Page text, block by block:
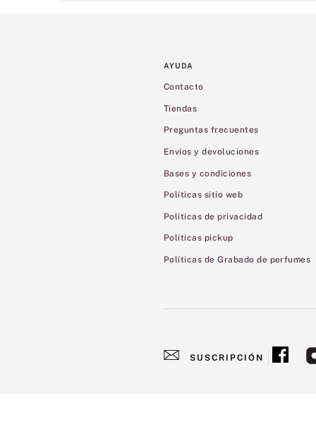
AYUDA
Contacto
Tiendas
Preguntas frecuentes
Envíos y devoluciones
Bases y condiciones
Políticas sitio web
Políticas de privacidad
Políticas pickup
Políticas de Grabado de perfumes
SUSCRIPCIÓN